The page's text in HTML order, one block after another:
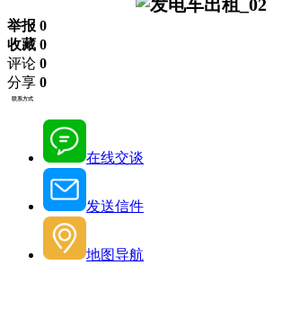
举报 0
收藏 0
评论 0
分享 0
联系方式
在线交谈
发送信件
地图导航